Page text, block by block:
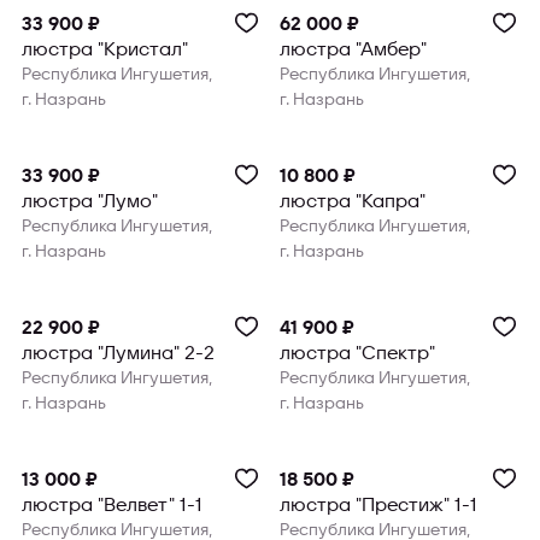
33 900 ₽
люстра "Кристал"
Республика Ингушетия,
г. Назрань
62 000 ₽
люстра "Амбер"
Республика Ингушетия,
г. Назрань
33 900 ₽
люстра "Лумо"
Республика Ингушетия,
г. Назрань
10 800 ₽
люстра "Капра"
Республика Ингушетия,
г. Назрань
22 900 ₽
люстра "Лумина" 2-2
Республика Ингушетия,
г. Назрань
41 900 ₽
люстра "Спектр"
Республика Ингушетия,
г. Назрань
13 000 ₽
люстра "Велвет" 1-1
Республика Ингушетия,
18 500 ₽
люстра "Престиж" 1-1
Республика Ингушетия,